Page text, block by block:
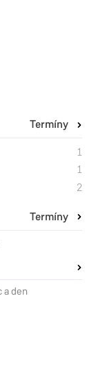
Termíny
1
1
2
Termíny
a den